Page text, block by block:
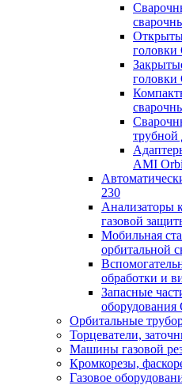
головки
головки
трубной
AMI
230
Анализаторы
газовой
Мобильная
орбитальной
обработки и
Запасные
Орбитальные
Торцеватели,
Машины газовой
Кромкорезы,
Газовое